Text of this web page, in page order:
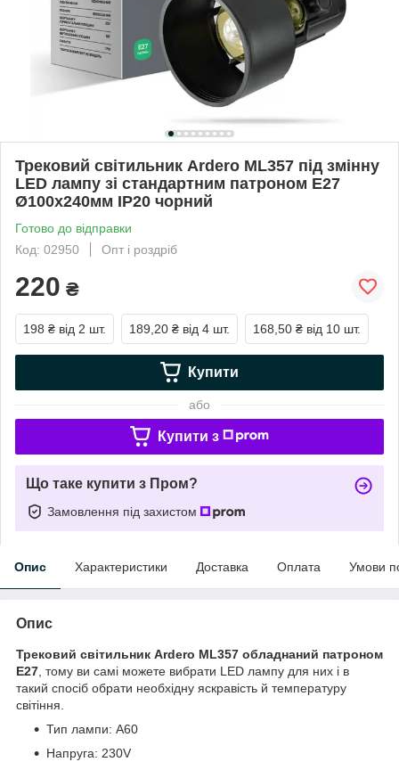
Трековий світильник Ardero ML357 під змінну
LED лампу зі стандартним патроном Е27
Ø100х240мм IP20 чорний
Готово до відправки
Код: 02950
Опт і роздріб
220 ₴
198 ₴ від 2 шт. 189,20 ₴ від 4 шт. 168,50 ₴ від 10 шт.
Купити
або
Купити з
Що таке купити з Пром?
Замовлення під захистом
Опис Характеристики Доставка Оплата Умови
Опис
Трековий світильник Ardero ML357 обладнаний патроном
Е27 , тому ви самі можете вибрати LED лампу для них і в
такий спосіб обрати необхідну яскравість й температуру
світіння.
Тип лампи: А60
Напруга: 230V